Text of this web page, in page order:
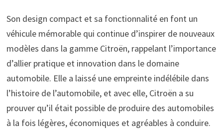
Son design compact et sa fonctionnalité en font un
véhicule mémorable qui continue d’inspirer de nouveaux
modèles dans la gamme Citroën, rappelant l’importance
d’allier pratique et innovation dans le domaine
automobile. Elle a laissé une empreinte indélébile dans
l’histoire de l’automobile, et avec elle, Citroën a su
prouver qu’il était possible de produire des automobiles
à la fois légères, économiques et agréables à conduire.